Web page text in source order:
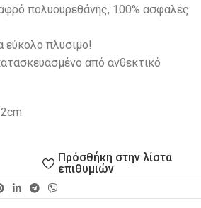
πολυουρεθάνης, 100% ασφαλές
εύκολο πλυσιμο!
από ανθεκτικό
Πρόσθήκη στην λίστα
επιθυμιών